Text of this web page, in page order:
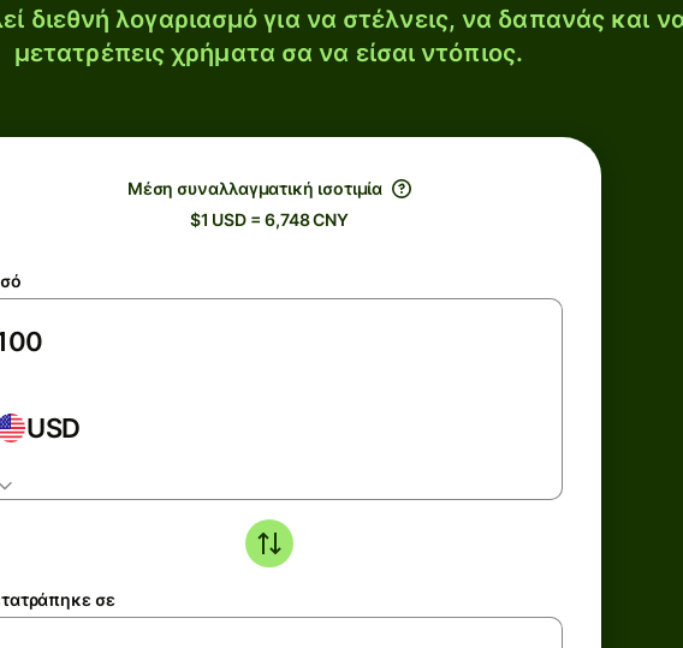
διεθνή λογαριασμό για να στέλνεις, να δαπανάς και
μετατρέπεις χρήματα σα να είσαι ντόπιος.
Μέση συναλλαγματική ισοτιμία
$1 USD = 6,748 CNY
USD
σε